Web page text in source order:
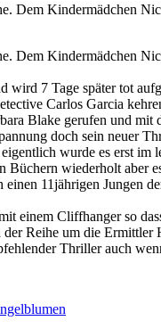
Dem Kindermädchen
Dem Kindermädchen
wird 7 Tage später tot
Carlos Garcia
Blake gerufen und
doch sein neuer
wurde es erst im
Büchern wiederholt
11jährigen Jungen
einem Cliffhanger so
Reihe um die
Thriller auch